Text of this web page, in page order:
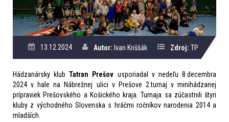
13.12.2024 Autor: Ivan Kriššák Zdroj: TP
Hádzanársky klubTatran Prešov usporiadal v nedeľu 8.decembra
2024 v hale na Nábrežnej ulici v Prešove 2.turnaj v minihádzanej
prípraviek Prešovského a Košického kraja. Turnaja sa zúčastnili štyri
kluby z východného Slovenska s hráčmi ročníkov narodenia 2014 a
mladších.